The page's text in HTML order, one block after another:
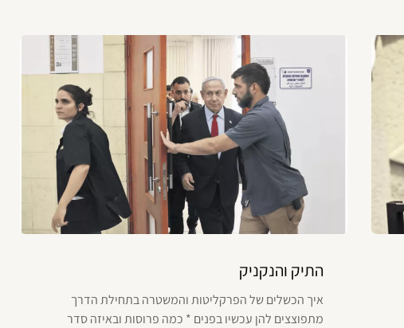
התיק והנקניק
איך הכשלים של הפרקליטות והמשטרה בתחילת הדרך
מתפוצצים להן עכשיו בפנים * כמה פרוסות ובאיזה סדר